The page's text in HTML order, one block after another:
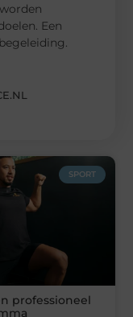
Een
SPORT
professioneel